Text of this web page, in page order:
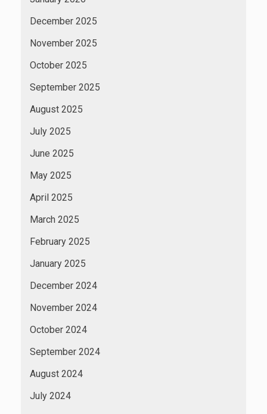
December 2025
November 2025
October 2025
September 2025
August 2025
July 2025
June 2025
May 2025
April 2025
March 2025
February 2025
January 2025
December 2024
November 2024
October 2024
September 2024
August 2024
July 2024